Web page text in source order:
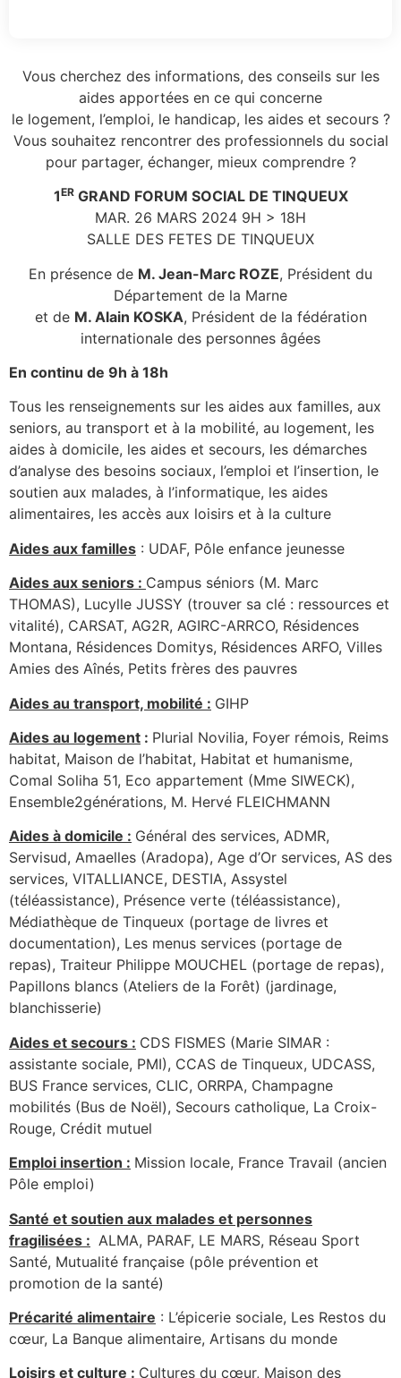
Vous cherchez des informations, des conseils sur les
aides apportées en ce qui concerne
le logement, l’emploi, le handicap, les aides et secours ?
Vous souhaitez rencontrer des professionnels du social
pour partager, échanger, mieux comprendre ?
1ERGRAND FORUM SOCIAL DE TINQUEUX
MAR. 26 MARS 2024 9H > 18H
SALLE DES FETES DE TINQUEUX
En présence de M. Jean-Marc ROZE, Président du
Département de la Marne
et de M. Alain KOSKA, Président de la fédération
internationale des personnes âgées
En continu de 9h à 18h
Tous les renseignements sur les aides aux familles, aux
seniors, au transport et à la mobilité, au logement, les
aides à domicile, les aides et secours, les démarches
d’analyse des besoins sociaux, l’emploi et l’insertion, le
soutien aux malades, à l’informatique, les aides
alimentaires, les accès aux loisirs et à la culture
Aides aux familles : UDAF, Pôle enfance jeunesse
Aides aux seniors : Campus séniors (M. Marc
THOMAS), Lucylle JUSSY (trouver sa clé : ressources et
vitalité), CARSAT, AG2R, AGIRC-ARRCO, Résidences
Montana, Résidences Domitys, Résidences ARFO, Villes
Amies des Aînés, Petits frères des pauvres
Aides au transport, mobilité : GIHP
Aides au logement : Plurial Novilia, Foyer rémois, Reims
habitat, Maison de l’habitat, Habitat et humanisme,
Comal Soliha 51, Eco appartement (Mme SIWECK),
Ensemble2générations, M. Hervé FLEICHMANN
Aides à domicile : Général des services, ADMR,
Servisud, Amaelles (Aradopa), Age d’Or services, AS des
services, VITALLIANCE, DESTIA, Assystel
(téléassistance), Présence verte (téléassistance),
Médiathèque de Tinqueux (portage de livres et
documentation), Les menus services (portage de
repas), Traiteur Philippe MOUCHEL (portage de repas),
Papillons blancs (Ateliers de la Forêt) (jardinage,
blanchisserie)
Aides et secours : CDS FISMES (Marie SIMAR :
assistante sociale, PMI), CCAS de Tinqueux, UDCASS,
BUS France services, CLIC, ORRPA, Champagne
mobilités (Bus de Noël), Secours catholique, La Croix-
Rouge, Crédit mutuel
Emploi insertion : Mission locale, France Travail (ancien
Pôle emploi)
Santé et soutien aux malades et personnes
fragilisées : ALMA, PARAF, LE MARS, Réseau Sport
Santé, Mutualité française (pôle prévention et
promotion de la santé)
Précarité alimentaire : L’épicerie sociale, Les Restos du
cœur, La Banque alimentaire, Artisans du monde
Loisirs et culture : Cultures du cœur, Maison des